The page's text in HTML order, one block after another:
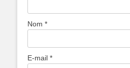
Nom *
E-mail *